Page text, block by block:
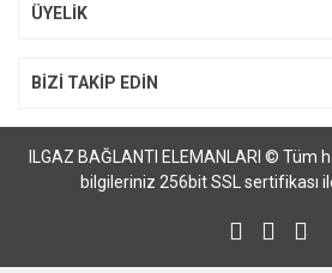
ÜYELİK
BİZİ TAKİP EDİN
ILGAZ BAĞLANTI ELEMANLARI © Tüm
bilgileriniz 256bit SSL sertifikası